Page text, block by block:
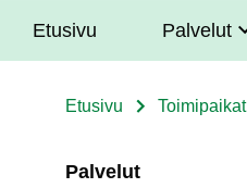
Sote
Menu
Etusivu Palvelut
Etusivu Toimipaikat
Palvelut